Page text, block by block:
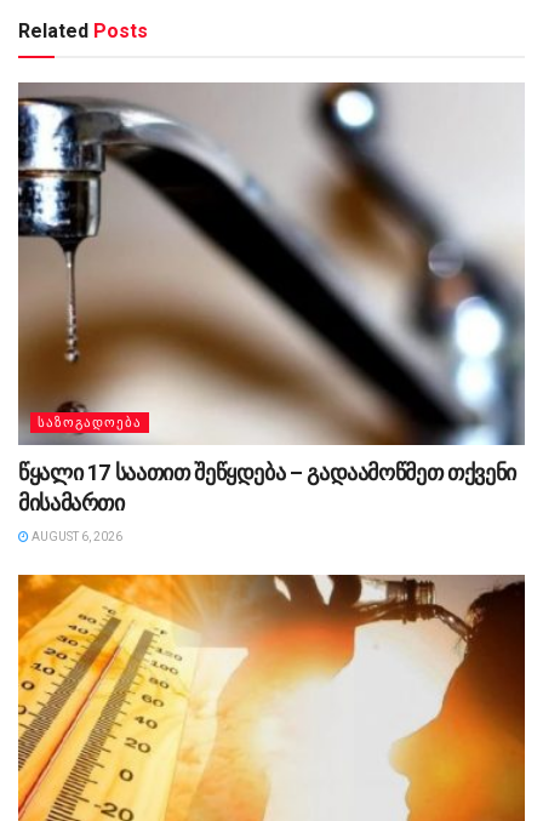
Related Posts
ᲡᲐᲖᲝᲒᲐᲓᲝᲔᲑᲐ
წყალი 17 საათით შეწყდება – გადაამოწმეთ თქვენი
მისამართი
AUGUST 6, 2026